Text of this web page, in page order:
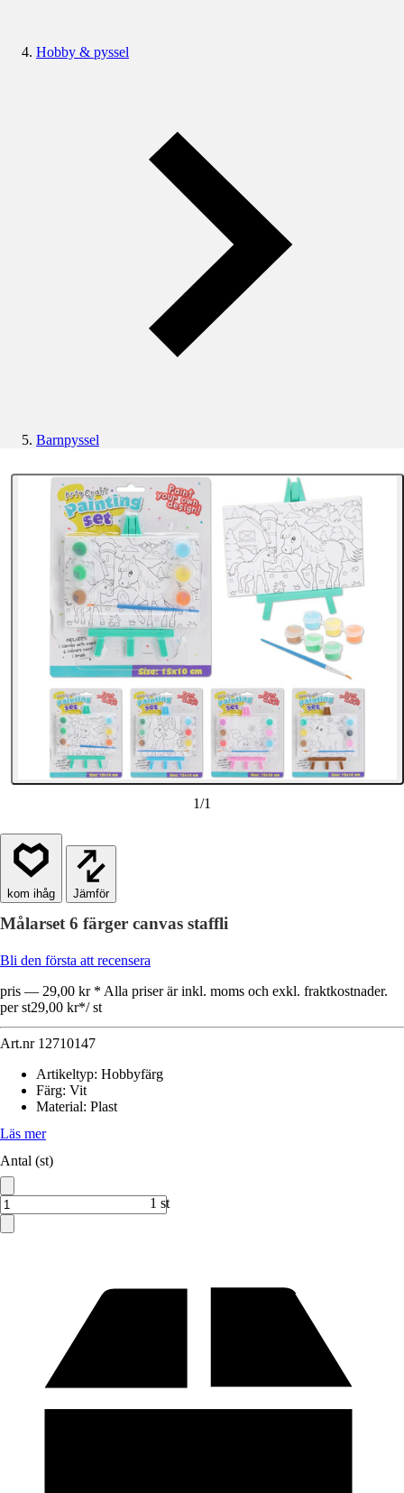
Hobby & pyssel
Barnpyssel
1/1
Jämför
Målarset 6 färger canvas staffli
Bli den första att recensera
pris — 29,00 kr * Alla priser är inkl. moms och exkl. fraktkostnader.
per st29,00 kr*/ st
Art.nr 12710147
Artikeltyp: Hobbyfärg
Färg: Vit
Material: Plast
Läs mer
Antal (st)
1 st